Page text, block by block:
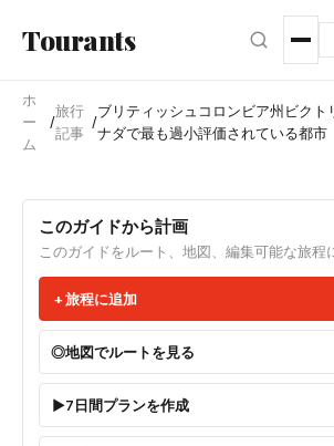
Tourants
ホ
ー
ム
/
旅行
記事
/
ブリティッシュコロンビア州ビク
ナダで最も過小評価されている都市
このガイドから計画
このガイドをルート、地図、編集可能な旅程
旅程に追加
地図でルートを見る
7日間プランを作成